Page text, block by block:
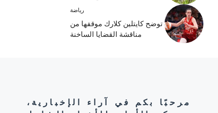
رياضة
توضح كايتلين كلارك موقفها من
مناقشة القضايا الساخنة
مرحبًا بكم في آراء الإخبارية،